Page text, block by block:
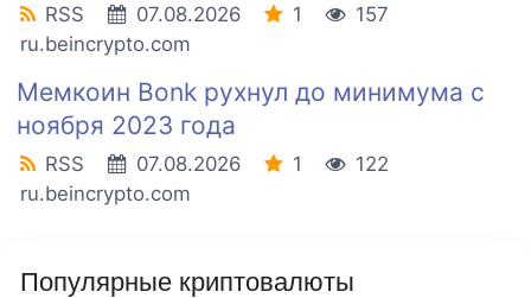
Популярные криптовалюты
RSS 07.08.2026 1
157
ru.beincrypto.com
Мемкоин Bonk рухнул до минимума с
ноября 2023 года
RSS 07.08.2026 1
122
ru.beincrypto.com